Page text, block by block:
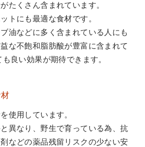
たくさん含まれています。
トにも最適な食材です。
油などに多く含まれている人にも
な不飽和脂肪酸が豊富に含まれて
良い効果が期待できます。
使用しています。
異なり、野生で育っている為、抗
などの薬品残留リスクの少ない安